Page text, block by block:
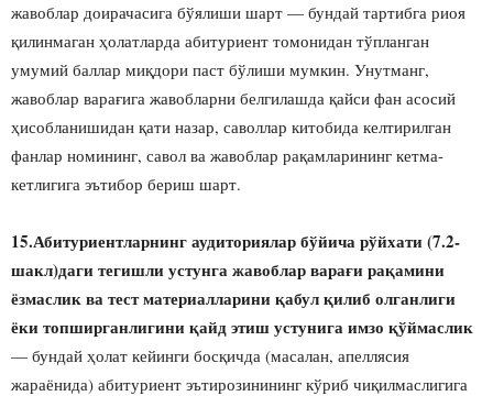
жавоблар доирачасига бўялиши шарт — бундай тартибга риоя
қилинмаган ҳолатларда абитуриент томонидан тўпланган
умумий баллар миқдори паст бўлиши мумкин. Унутманг,
жавоблар варағига жавобларни белгилашда қайси фан асосий
ҳисобланишидан қати назар, саволлар китобида келтирилган
фанлар номининг, савол ва жавоблар рақамларининг кетма-
кетлигига эътибор бериш шарт.
15.Абитуриентларнинг аудиториялар бўйича рўйхати (7.2-
шакл)даги тегишли устунга жавоблар варағи рақамини
ёзмаслик ва тест материалларини қабул қилиб олганлиги
ёки топширганлигини қайд этиш устунига имзо қўймаслик
— бундай ҳолат кейинги босқичда (масалан, апеллясия
жараёнида) абитуриент эътирозинининг кўриб чиқилмаслигига